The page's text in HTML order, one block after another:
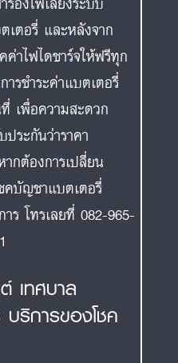
เตอรี่ และหลังจาก
ค่าไฟไดชาร์จให้ฟรีทุก
รชำระค่าแบตเตอรี่
เพื่อความสะดวก
ระกันว่าราคา
ากต้องการเปลี่ยน
คบัญชาแบตเตอรี่
ร โทรเลยที่ 082-965-
เทศบาล
ริการของโชค